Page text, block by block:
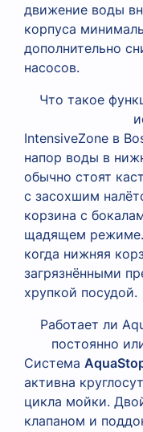
движение воды
корпуса
дополнительно
насосов.
Что такое
IntensiveZone в
напор воды в
обычно стоят
с засохшим
корзина с
щадящем режиме.
когда нижняя
загрязнёнными
хрупкой посудой.
Работает ли
постоянно
Система
активна
цикла мойки.
клапаном и